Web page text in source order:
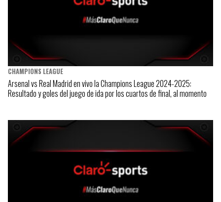
CHAMPIONS LEAGUE
Arsenal vs Real Madrid en vivo la Champions League 2024-2025:
Resultado y goles del juego de ida por los cuartos de final, al momento